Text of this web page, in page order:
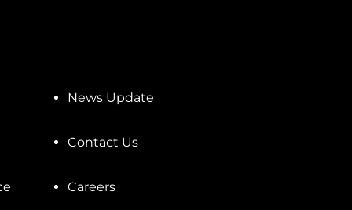
News Update
Contact Us
Careers